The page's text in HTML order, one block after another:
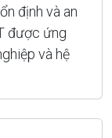
định và an
được ứng
và hệ